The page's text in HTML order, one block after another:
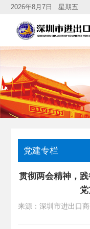
2026年8月7日 星期五
党建专栏
贯彻两会精神，
来源：深圳市进出口